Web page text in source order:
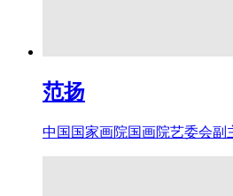
范扬
中国国家画院国画院艺委会副